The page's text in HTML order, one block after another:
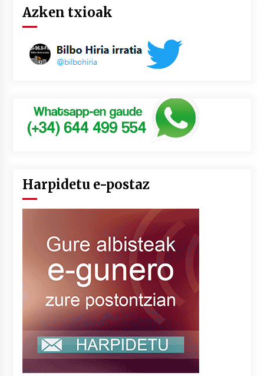
Azken txioak
Harpidetu e-postaz